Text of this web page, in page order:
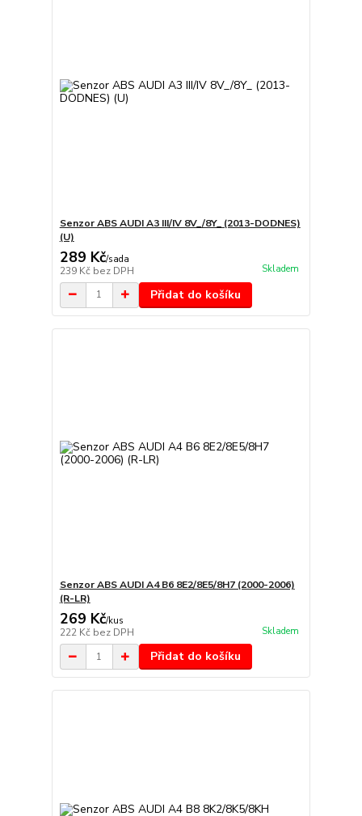
Senzor ABS AUDI A3 III/IV 8V_/8Y_ (2013-DODNES)
(U)
289 Kč/sada
239 Kč bez DPH Skladem
Přidat do košíku
Senzor ABS AUDI A4 B6 8E2/8E5/8H7 (2000-2006)
(R-LR)
269 Kč/kus
222 Kč bez DPH Skladem
Přidat do košíku